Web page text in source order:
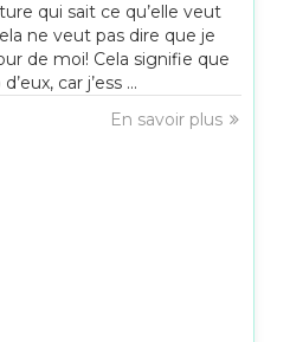
qui sait ce qu’elle veut
ne veut pas dire que je
de moi! Cela signifie que
car j’ess ...
En savoir plus